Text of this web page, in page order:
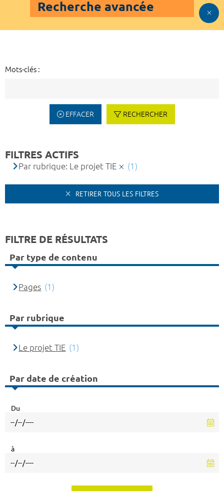
Recherche avancée
Mots-clés :
EFFACER RECHERCHER
FILTRES ACTIFS
Par rubrique: Le projet TIE (1)
RETIRER TOUS LES FILTRES
FILTRE DE RÉSULTATS
Par type de contenu
Pages (1)
Par rubrique
Le projet TIE (1)
Par date de création
Du
à